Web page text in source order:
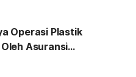
Operasi Plastik
Asuransi